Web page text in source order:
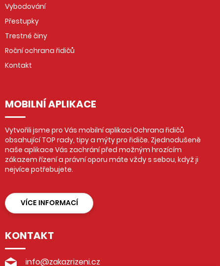
Vybodování
Přestupky
Trestné činy
Roční ochrana řidičů
Kontakt
MOBILNÍ APLIKACE
Vytvořili jsme pro Vás mobilní aplikaci Ochrana řidičů
obsahující TOP rady, tipy a mýty pro řidiče. Zjednodušeně
naše aplikace Vás zachrání před možným hrozícím
zákazem řízení a právní oporu máte vždy s sebou, když ji
nejvíce potřebujete.
VÍCE INFORMACÍ
KONTAKT
info@zakazrizeni.cz